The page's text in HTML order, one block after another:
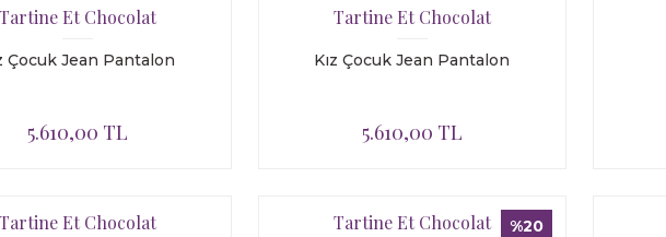
Et Chocolat
Çocuk Jean Pantalon
5.610,00 TL
Tartine Et Chocolat
Kız Çocuk Jean Pantalon
5.610,00 TL
Et Chocolat %20
Tartine Et Chocolat